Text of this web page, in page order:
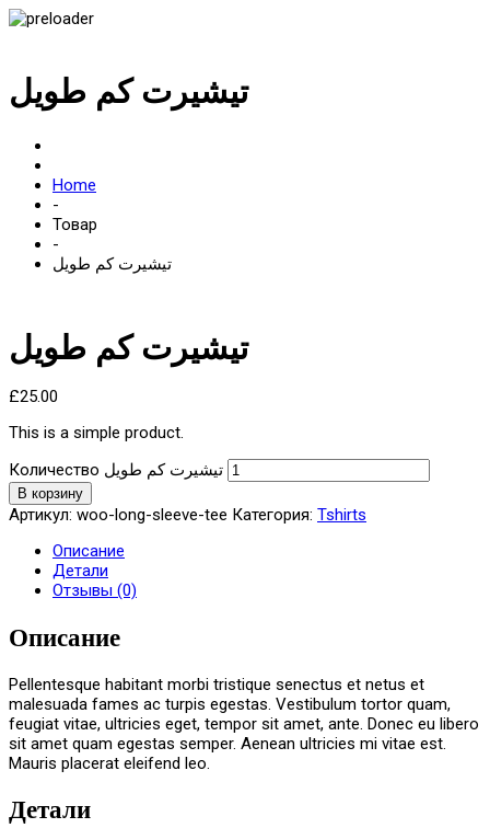
تيشيرت كم طويل
Home
-
Товар
-
تيشيرت كم طويل
تيشيرت كم طويل
£25.00
This is a simple product.
Количество تيشيرت كم طويل
В корзину
Артикул: woo-long-sleeve-tee Категория: Tshirts
Описание
Детали
Отзывы (0)
Описание
Pellentesque habitant morbi tristique senectus et netus et
malesuada fames ac turpis egestas. Vestibulum tortor quam,
feugiat vitae, ultricies eget, tempor sit amet, ante. Donec eu libero
sit amet quam egestas semper. Aenean ultricies mi vitae est.
Mauris placerat eleifend leo.
Детали